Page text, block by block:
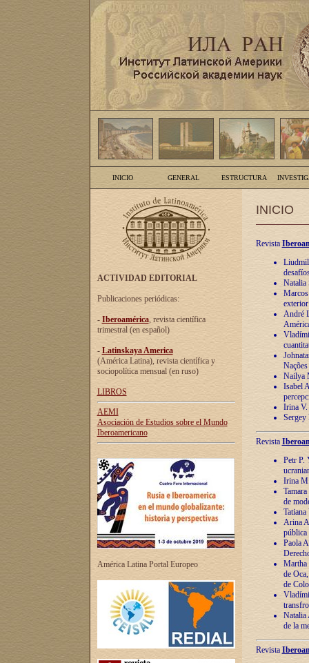
INICIO GENERAL ESTRUCTURA
ACTIVIDAD EDITORIAL
Publicaciones periódicas:
- Iberoamérica, revista científica
trimestral (en español)
- Latinskaya America
(América Latina), revista científica y
sociopolítica mensual (en ruso)
LIBROS
AEMI
Asociación de Estudios sobre el Mundo
Iberoamericano
América Latina Portal Europeo
INICIO
Revista
Natalia
André
Nailya
Isabel
Irina V.
Sergey
Revista
Petr P.
Irina
de
Arina
pública
Paola
Martha
de
de
Natalia
de la
Revista